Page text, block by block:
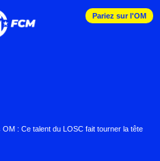
Pariez sur l'OM
: Ce talent du LOSC fait tourner la tête